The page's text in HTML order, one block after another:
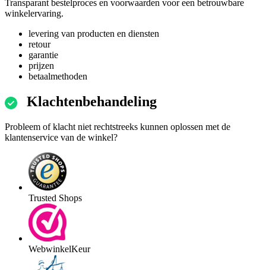
Transparant bestelproces en voorwaarden voor een betrouwbare
winkelervaring.
levering van producten en diensten
retour
garantie
prijzen
betaalmethoden
Klachtenbehandeling
Probleem of klacht niet rechtstreeks kunnen oplossen met de
klantenservice van de winkel?
Trusted Shops
WebwinkelKeur